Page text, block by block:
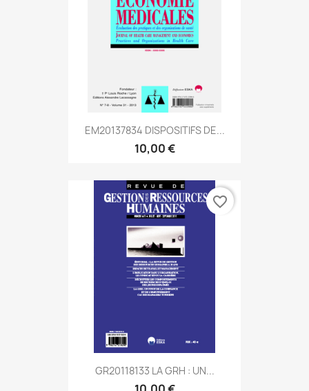
EM20137834 DISPOSITIFS DE...
10,00 €
GR20118133 LA GRH : UN...
favorite_border